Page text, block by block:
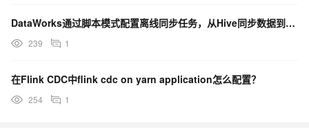
DataWorks通过脚本模式配置离线同步任务，从Hive同步数据到HBase，是参数位置不对吗？
239 1
在Flink CDC中flink cdc on yarn application怎么配置？
254 1